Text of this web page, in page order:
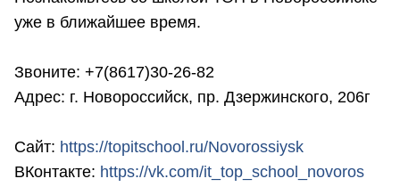
уже в ближайшее время.
Звоните: +7(8617)30-26-82
Адрес: г. Новороссийск, пр. Дзержинского, 206г
Сайт: https://topitschool.ru/Novorossiysk
ВКонтакте: https://vk.com/it_top_school_novoros